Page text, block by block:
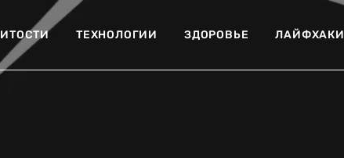
ТЕХНОЛОГИИ ЗДОРОВЬЕ ЛАЙФХАКИ